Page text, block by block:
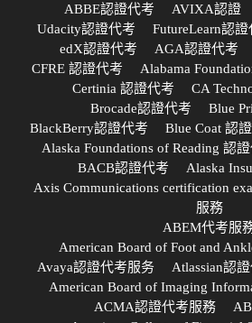
ABBE認證代考
AVIXA認證
Udacity認證代考
FutureLearn認證
edX認證代考
AGA認證代考
CFRE 認證代考
Alabama
Certinia 認證代考
CA
Brocade認證代考
Blue
BlackBerry認證代考
Blue Coat 認
Alaska Foundations of Reading 認
BACB認證代考
Alaska
Axis Communications certification
服務
ABEM代考服
American Board of Foot and
Avaya認證代考服务
Atlassian認
American Board of Imaging
ACMA認證代考服務